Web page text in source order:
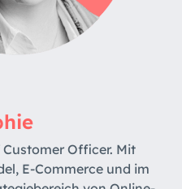
Officer. Mit
E-Commerce und im